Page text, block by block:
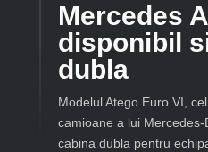
Mercedes
disponibil
dubla
Modelul Atego Euro VI,
camioane a lui
cabina dubla pentru